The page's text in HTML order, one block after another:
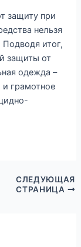
защиту при
нельзя
Подводя итог,
защиты от
одежда –
грамотное
СЛЕДУЮЩАЯ
СТРАНИЦА